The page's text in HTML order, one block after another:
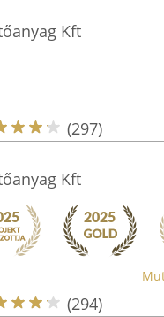
Kft
(297)
Kft
(294)